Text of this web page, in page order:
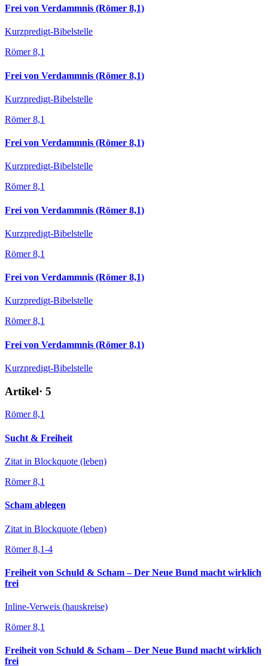
Frei von Verdammnis (Römer 8,1)
Kurzpredigt-Bibelstelle
Römer 8,1
Frei von Verdammnis (Römer 8,1)
Kurzpredigt-Bibelstelle
Römer 8,1
Frei von Verdammnis (Römer 8,1)
Kurzpredigt-Bibelstelle
Römer 8,1
Frei von Verdammnis (Römer 8,1)
Kurzpredigt-Bibelstelle
Römer 8,1
Frei von Verdammnis (Römer 8,1)
Kurzpredigt-Bibelstelle
Römer 8,1
Frei von Verdammnis (Römer 8,1)
Kurzpredigt-Bibelstelle
Artikel· 5
Römer 8,1
Sucht & Freiheit
Zitat in Blockquote (leben)
Römer 8,1
Scham ablegen
Zitat in Blockquote (leben)
Römer 8,1-4
Freiheit von Schuld & Scham – Der Neue Bund macht wirklich
frei
Inline-Verweis (hauskreise)
Römer 8,1
Freiheit von Schuld & Scham – Der Neue Bund macht wirklich
frei